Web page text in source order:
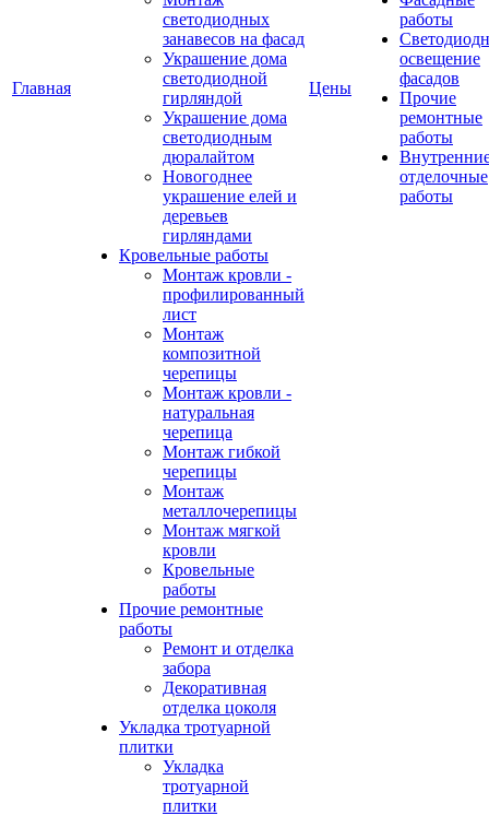
Главная
светодиодных
занавесов на фасад
Украшение дома
светодиодной
гирляндой
Украшение дома
светодиодным
дюралайтом
Новогоднее
украшение елей и
деревьев
гирляндами
Кровельные работы
Монтаж кровли -
профилированный
лист
Монтаж
композитной
черепицы
Монтаж кровли -
натуральная
черепица
Монтаж гибкой
черепицы
Монтаж
металлочерепицы
Монтаж мягкой
кровли
Кровельные
работы
Прочие ремонтные
работы
Ремонт и отделка
забора
Декоративная
отделка цоколя
Укладка тротуарной
плитки
Укладка
тротуарной
плитки
Цены
работы
освещение
фасадов
Прочие
ремонтные
работы
отделочные
работы